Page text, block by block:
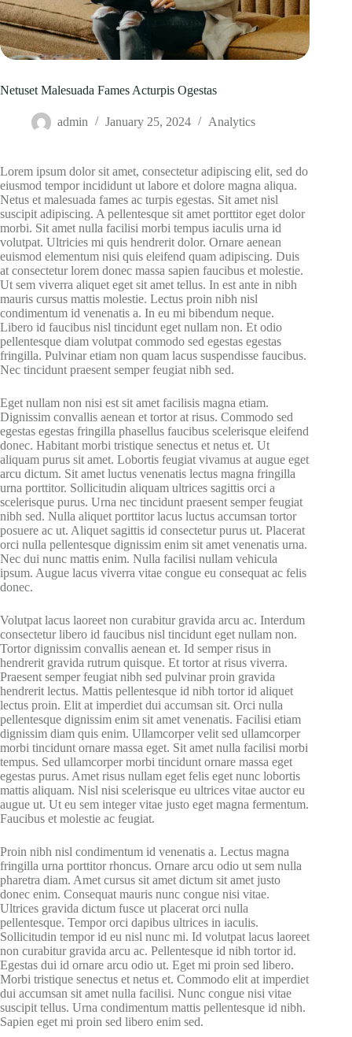
Netuset Malesuada Fames Acturpis Ogestas
admin January 25, 2024 Analytics
Lorem ipsum dolor sit amet, consectetur adipiscing elit, sed do
eiusmod tempor incididunt ut labore et dolore magna aliqua.
Netus et malesuada fames ac turpis egestas. Sit amet nisl
suscipit adipiscing. A pellentesque sit amet porttitor eget dolor
morbi. Sit amet nulla facilisi morbi tempus iaculis urna id
volutpat. Ultricies mi quis hendrerit dolor. Ornare aenean
euismod elementum nisi quis eleifend quam adipiscing. Duis
at consectetur lorem donec massa sapien faucibus et molestie.
Ut sem viverra aliquet eget sit amet tellus. In est ante in nibh
mauris cursus mattis molestie. Lectus proin nibh nisl
condimentum id venenatis a. In eu mi bibendum neque.
Libero id faucibus nisl tincidunt eget nullam non. Et odio
pellentesque diam volutpat commodo sed egestas egestas
fringilla. Pulvinar etiam non quam lacus suspendisse faucibus.
Nec tincidunt praesent semper feugiat nibh sed.
Eget nullam non nisi est sit amet facilisis magna etiam.
Dignissim convallis aenean et tortor at risus. Commodo sed
egestas egestas fringilla phasellus faucibus scelerisque eleifend
donec. Habitant morbi tristique senectus et netus et. Ut
aliquam purus sit amet. Lobortis feugiat vivamus at augue eget
arcu dictum. Sit amet luctus venenatis lectus magna fringilla
urna porttitor. Sollicitudin aliquam ultrices sagittis orci a
scelerisque purus. Urna nec tincidunt praesent semper feugiat
nibh sed. Nulla aliquet porttitor lacus luctus accumsan tortor
posuere ac ut. Aliquet sagittis id consectetur purus ut. Placerat
orci nulla pellentesque dignissim enim sit amet venenatis urna.
Nec dui nunc mattis enim. Nulla facilisi nullam vehicula
ipsum. Augue lacus viverra vitae congue eu consequat ac felis
donec.
Volutpat lacus laoreet non curabitur gravida arcu ac. Interdum
consectetur libero id faucibus nisl tincidunt eget nullam non.
Tortor dignissim convallis aenean et. Id semper risus in
hendrerit gravida rutrum quisque. Et tortor at risus viverra.
Praesent semper feugiat nibh sed pulvinar proin gravida
hendrerit lectus. Mattis pellentesque id nibh tortor id aliquet
lectus proin. Elit at imperdiet dui accumsan sit. Orci nulla
pellentesque dignissim enim sit amet venenatis. Facilisi etiam
dignissim diam quis enim. Ullamcorper velit sed ullamcorper
morbi tincidunt ornare massa eget. Sit amet nulla facilisi morbi
tempus. Sed ullamcorper morbi tincidunt ornare massa eget
egestas purus. Amet risus nullam eget felis eget nunc lobortis
mattis aliquam. Nisl nisi scelerisque eu ultrices vitae auctor eu
augue ut. Ut eu sem integer vitae justo eget magna fermentum.
Faucibus et molestie ac feugiat.
Proin nibh nisl condimentum id venenatis a. Lectus magna
fringilla urna porttitor rhoncus. Ornare arcu odio ut sem nulla
pharetra diam. Amet cursus sit amet dictum sit amet justo
donec enim. Consequat mauris nunc congue nisi vitae.
Ultrices gravida dictum fusce ut placerat orci nulla
pellentesque. Tempor orci dapibus ultrices in iaculis.
Sollicitudin tempor id eu nisl nunc mi. Id volutpat lacus laoreet
non curabitur gravida arcu ac. Pellentesque id nibh tortor id.
Egestas dui id ornare arcu odio ut. Eget mi proin sed libero.
Morbi tristique senectus et netus et. Commodo elit at imperdiet
dui accumsan sit amet nulla facilisi. Nunc congue nisi vitae
suscipit tellus. Urna condimentum mattis pellentesque id nibh.
Sapien eget mi proin sed libero enim sed.